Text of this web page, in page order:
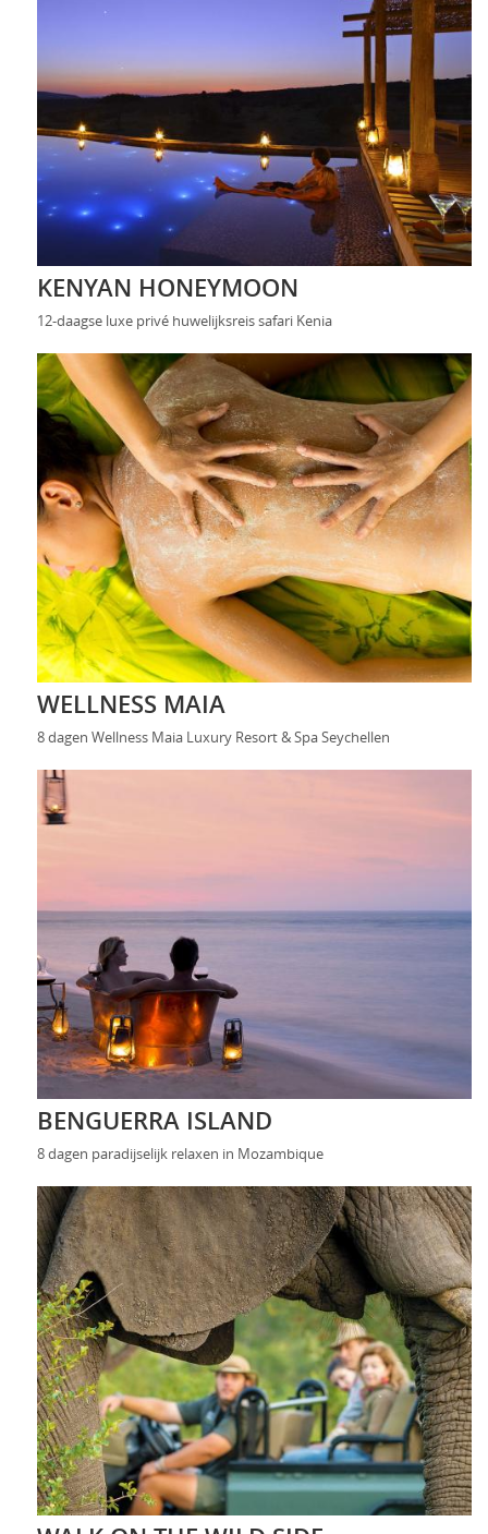
KENYAN HONEYMOON
12-daagse luxe privé huwelijksreis safari Kenia
WELLNESS MAIA
8 dagen Wellness Maia Luxury Resort & Spa Seychellen
BENGUERRA ISLAND
8 dagen paradijselijk relaxen in Mozambique